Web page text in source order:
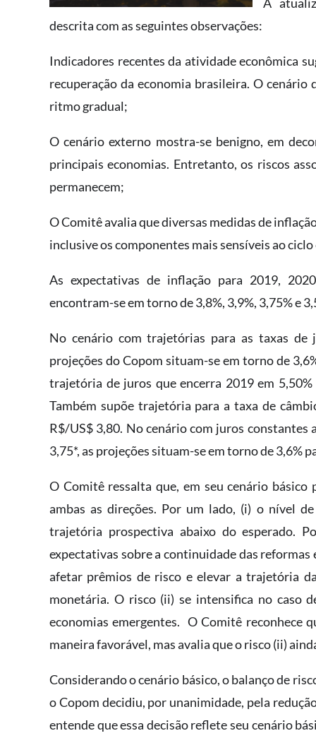
descrita com as seguintes observações:
Indicadores recentes da atividade econômica
recuperação da economia brasileira. O
ritmo gradual;
O cenário externo mostra-se benigno, em
principais economias. Entretanto, os riscos
permanecem;
O Comitê avalia que diversas medidas de
inclusive os componentes mais sensíveis ao
As expectativas de inflação para 2019,
encontram-se em torno de 3,8%, 3,9%, 3,75% e
No cenário com trajetórias para as taxas de
projeções do Copom situam-se em torno de
trajetória de juros que encerra 2019 em
Também supõe trajetória para a taxa de
R$/US$ 3,80. No cenário com juros constantes
3,75*, as projeções situam-se em torno de 3,6%
O Comitê ressalta que, em seu cenário
ambas as direções. Por um lado, (i) o nível
trajetória prospectiva abaixo do esperado.
expectativas sobre a continuidade das
afetar prêmios de risco e elevar a trajetória
monetária. O risco (ii) se intensifica no caso
economias emergentes. O Comitê reconhece
maneira favorável, mas avalia que o risco (ii)
Considerando o cenário básico, o balanço de
o Copom decidiu, por unanimidade, pela
entende que essa decisão reflete seu cenário